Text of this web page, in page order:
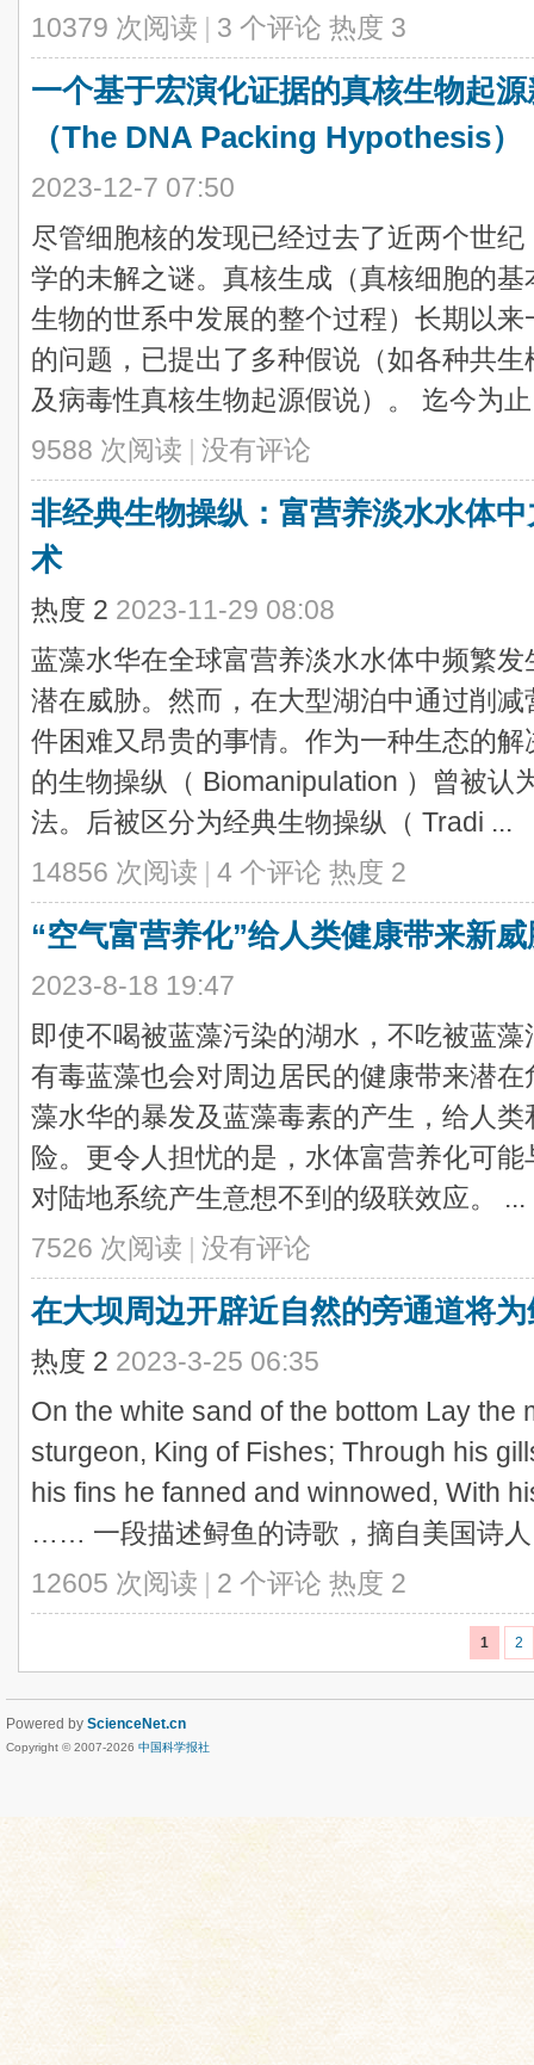
10379 次阅读 | 3 个评论 热度 3
一个基于宏演化证据的真核生物起
（The DNA Packing Hypothesis）
2023-12-7 07:50
尽管细胞核的发现已经过去了近两个世
学的未解之谜。真核生成（真核细胞的
生物的世系中发展的整个过程）长期以
的问题，已提出了多种假说（如各种共
及病毒性真核生物起源假说）。 迄今为
9588 次阅读 | 没有评论
非经典生物操纵：富营养淡水水体
术
热度 2 2023-11-29 08:08
蓝藻水华在全球富营养淡水水体中频繁
潜在威胁。然而，在大型湖泊中通过削
件困难又昂贵的事情。作为一种生态的
的生物操纵（ Biomanipulation ）曾被认
法。后被区分为经典生物操纵（ Tradi ...
14856 次阅读 | 4 个评论 热度 2
“空气富营养化”给人类健康带来新威
2023-8-18 19:47
即使不喝被蓝藻污染的湖水，不吃被蓝
有毒蓝藻也会对周边居民的健康带来潜
藻水华的暴发及蓝藻毒素的产生，给人
险。更令人担忧的是，水体富营养化可
对陆地系统产生意想不到的级联效应。 ...
7526 次阅读 | 没有评论
在大坝周边开辟近自然的旁通道将
热度 2 2023-3-25 06:35
On the white sand of the bottom Lay the
sturgeon, King of Fishes; Through his
his fins he fanned and winnowed, With
…… 一段描述鲟鱼的诗歌，摘自美国诗
12605 次阅读 | 2 个评论 热度 2
1 2
Powered by ScienceNet.cn
Copyright © 2007-2026 中国科学报社